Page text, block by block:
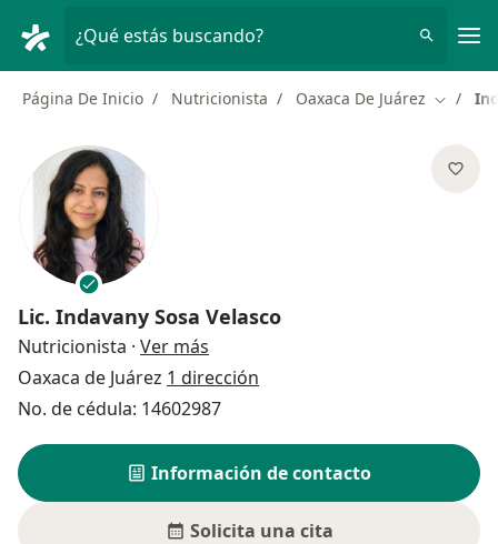
¿Qué estás buscando?
Página De Inicio Nutricionista Oaxaca De Juárez
Lic. Indavany Sosa Velasco
Nutricionista · Ver más
Oaxaca de Juárez 1 dirección
No. de cédula: 14602987
Información de contacto
Solicita una cita